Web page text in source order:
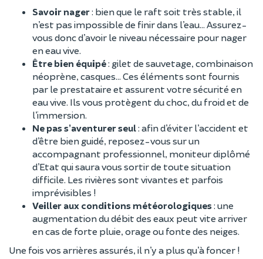
Savoir nager: bien que le raft soit très stable, il
n’est pas impossible de finir dans l’eau… Assurez-
vous donc d’avoir le niveau nécessaire pour nager
en eau vive.
Être bien équipé: gilet de sauvetage, combinaison
néoprène, casques… Ces éléments sont fournis
par le prestataire et assurent votre sécurité en
eau vive. Ils vous protègent du choc, du froid et de
l’immersion.
Ne pas s’aventurer seul: afin d’éviter l’accident et
d’être bien guidé, reposez-vous sur un
accompagnant professionnel, moniteur diplômé
d’Etat qui saura vous sortir de toute situation
difficile. Les rivières sont vivantes et parfois
imprévisibles !
Veiller aux conditions météorologiques: une
augmentation du débit des eaux peut vite arriver
en cas de forte pluie, orage ou fonte des neiges.
Une fois vos arrières assurés, il n’y a plus qu’à foncer !